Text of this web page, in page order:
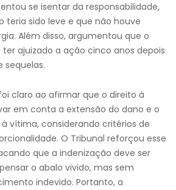
se isentar da responsabilidade,
teria sido leve e que não houve
Além disso, argumentou que o
ajuizado a ação cinco anos depois
sequelas.
claro ao afirmar que o direito à
em conta a extensão do dano e o
vítima, considerando critérios de
O Tribunal reforçou esse
que a indenização deve ser
o abalo vivido, mas sem
indevido. Portanto, a